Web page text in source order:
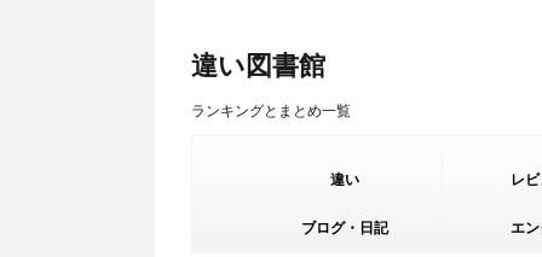
違い図書館
ランキングとまとめ一覧
違い レ
ブログ・日記 エ